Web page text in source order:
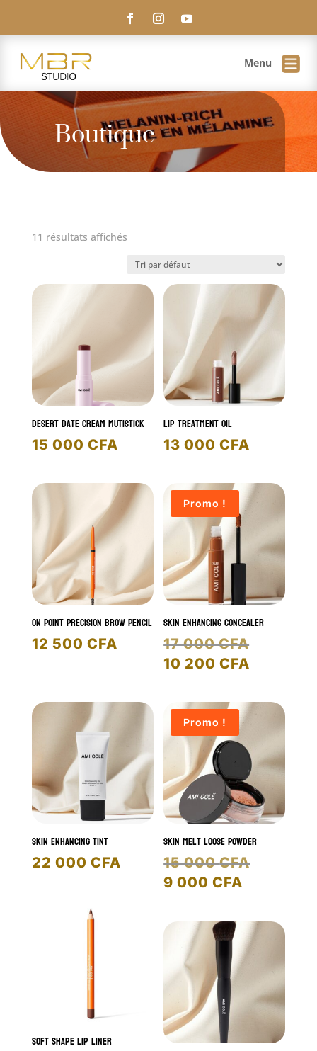
Menu
Boutique
11 résultats affichés
Desert date cream mutistick
15 000 CFA
Lip treatment oil
13 000CFA
On Point Precision Brow Pencil
12 500 CFA
Promo !
Skin Enhancing Concealer
17 000CFALe
était :
10 200CFA
actuel
200
Skin enhancing tint
22 000 CFA
Promo !
Skin Melt Loose Powder
15 000CFALe
était :
15
9 000CFA
actuel
est :
9
000 CFA.
Soft Shape Lip Liner
Maguie
En ligne